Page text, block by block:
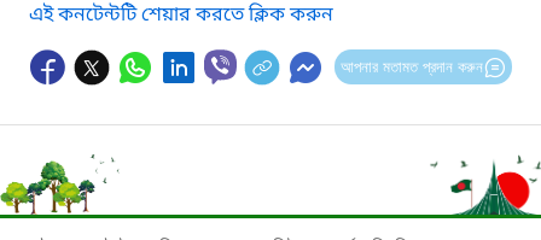
এই কনটেন্টটি শেয়ার করতে ক্লিক করুন
আপনার মতামত প্রদান করুন